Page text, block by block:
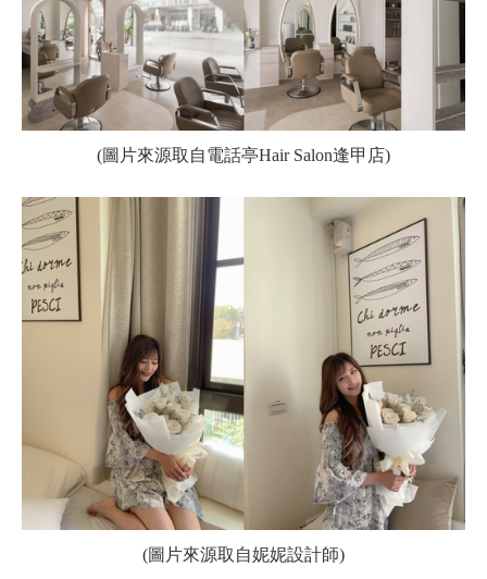
(圖片來源取自電話亭Hair Salon逢甲店)
(圖片來源取自妮妮設計師)